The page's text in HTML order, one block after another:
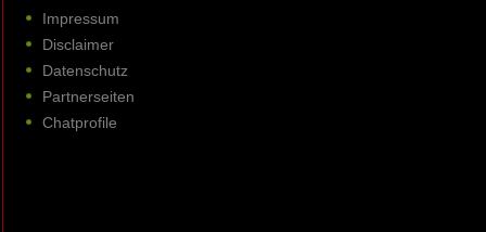
Impressum
Disclaimer
Datenschutz
Partnerseiten
Chatprofile